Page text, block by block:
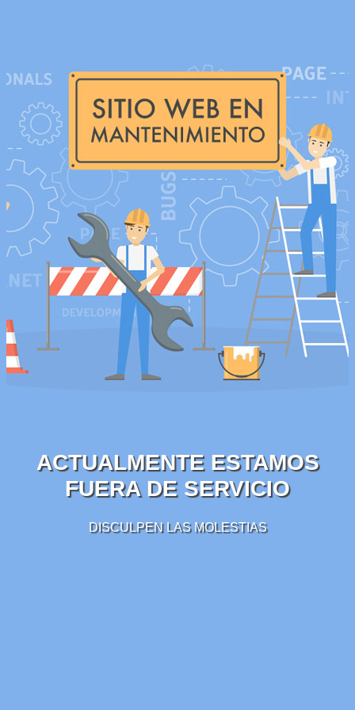
ACTUALMENTE ESTAMOS
FUERA DE SERVICIO
DISCULPEN LAS MOLESTIAS